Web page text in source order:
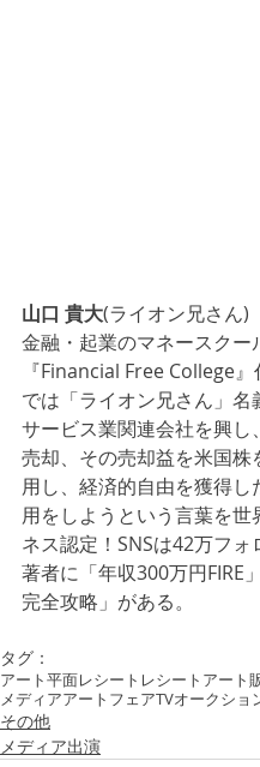
山口 貴大(ライオン兄さん)
金融・起業のマネースクー
『Financial Free College』
では「ライオン兄さん」名
サービス業関連会社を興し
売却、その売却益を米国株
用し、経済的自由を獲得し
用をしようという言葉を世
ネス認定！SNSは42万フォ
著者に「年収300万円FIRE
完全攻略」がある。
タグ：
アート平面レシート レシートアート
メディアアートフェアTVオークショ
その他
メディア出演